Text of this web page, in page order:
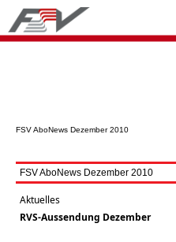
FSV AboNews Dezember 2010
FSV AboNews Dezember 2010
Aktuelles
RVS-Aussendung Dezember